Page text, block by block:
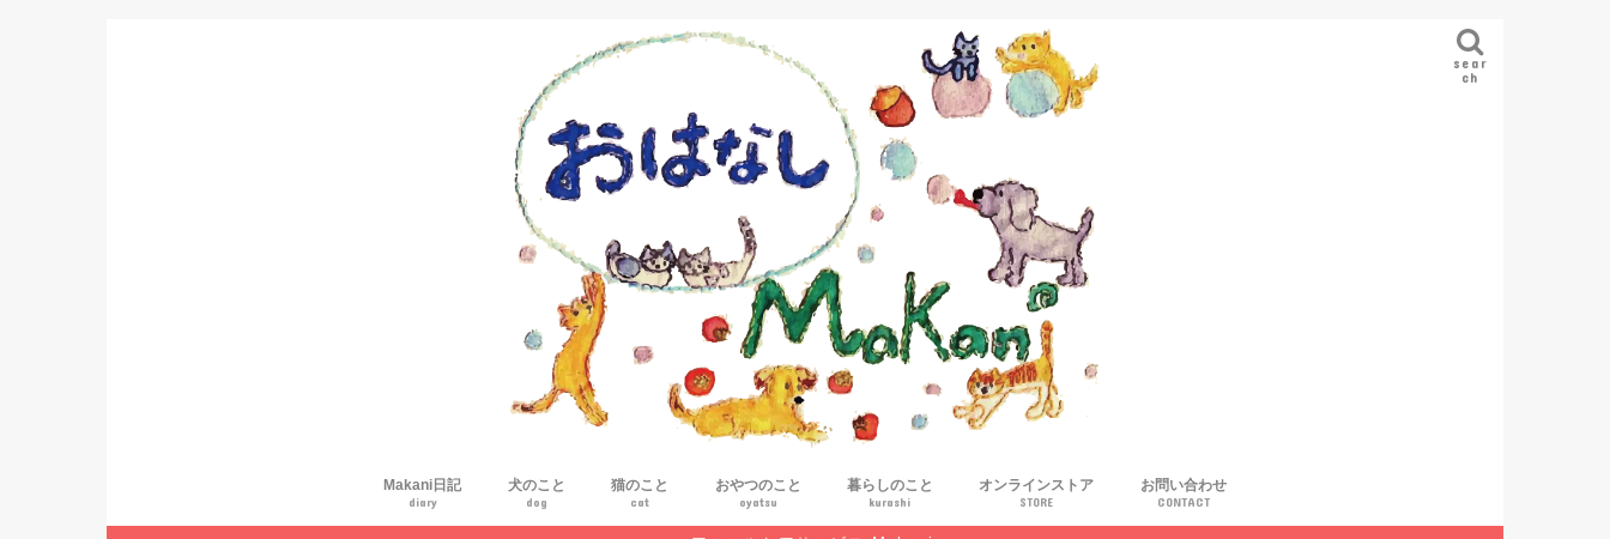
sear
ch
Makani日記
diary
犬のこと
dog
猫のこと
cat
おやつのこと
oyatsu
暮らしのこと
kurashi
オンラインストア
STORE
お問い合わせ
CONTACT